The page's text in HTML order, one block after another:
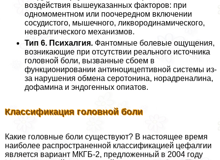
воздействия вышеуказанных факторов: при
одномоментном или поочередном включении
сосудистого, мышечного, ликвородинамического,
невралгического механизмов.
Тип 6. Психалгия. Фантомные болевые ощущения,
возникающие при отсутствии реального источника
головной боли, вызванные сбоем в
функционировании антиноцицептивной системы из-
за нарушения обмена серотонина, норадреналина,
дофамина и эндогенных опиатов.
Классификация головной боли
Какие головные боли существуют? В настоящее время
наиболее распространенной классификацией цефалгии
является вариант МКГБ-2, предложенный в 2004 году